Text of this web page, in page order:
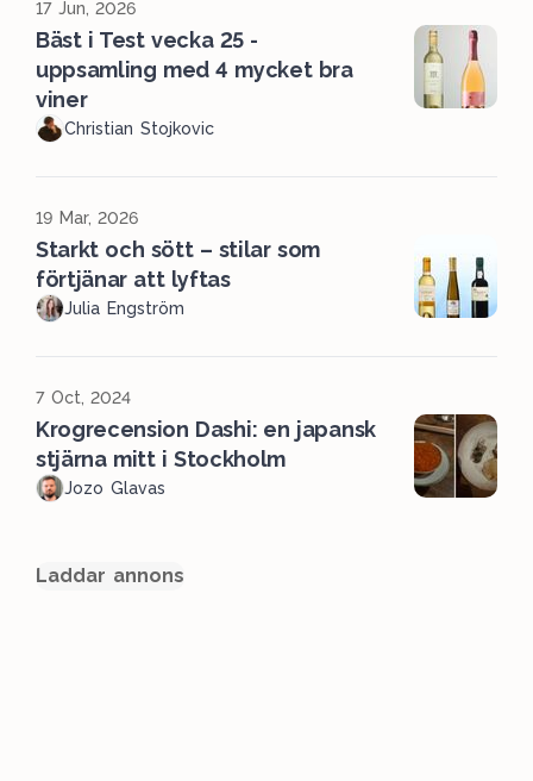
17 Jun, 2026
Bäst i Test vecka 25 -
uppsamling med 4 mycket bra
viner
Christian Stojkovic
19 Mar, 2026
Starkt och sött – stilar som
förtjänar att lyftas
Julia Engström
7 Oct, 2024
Krogrecension Dashi: en japansk
stjärna mitt i Stockholm
Jozo Glavas
Laddar annons